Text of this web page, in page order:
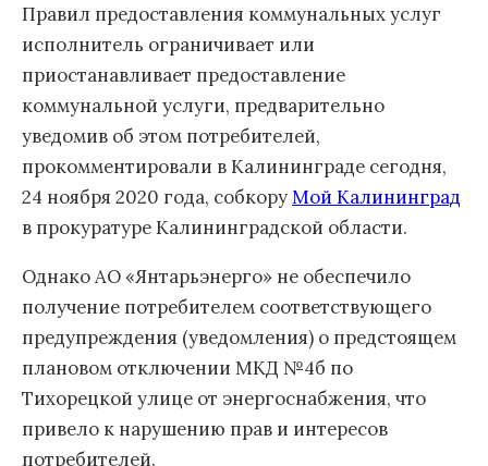
Правил предоставления коммунальных услуг
исполнитель ограничивает или
приостанавливает предоставление
коммунальной услуги, предварительно
уведомив об этом потребителей,
прокомментировали в Калининграде сегодня,
24 ноября 2020 года, собкоруМой Калининград
в прокуратуре Калининградской области.
Однако АО «Янтарьэнерго» не обеспечило
получение потребителем соответствующего
предупреждения (уведомления) о предстоящем
плановом отключении МКД №4б по
Тихорецкой улице от энергоснабжения, что
привело к нарушению прав и интересов
потребителей.